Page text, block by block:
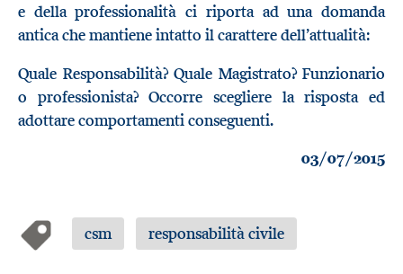
e della professionalità ci riporta ad una domanda
antica che mantiene intatto il carattere dell’attualità:
Quale Responsabilità? Quale Magistrato? Funzionario
o professionista? Occorre scegliere la risposta ed
adottare comportamenti conseguenti.
03/07/2015
csm responsabilità civile